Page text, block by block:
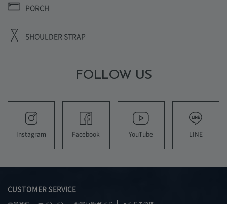
PORCH
SHOULDER STRAP
FOLLOW US
Instagram Facebook YouTube LINE
CUSTOMER SERVICE